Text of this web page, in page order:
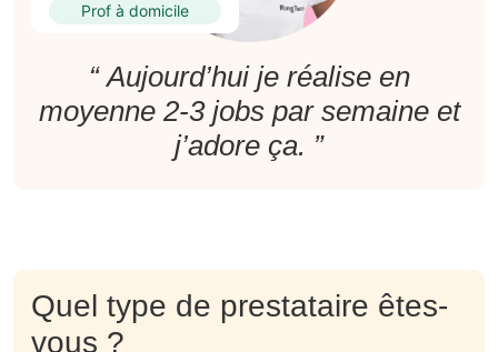
Prof à domicile
“ Aujourd’hui je réalise en
moyenne 2-3 jobs par semaine et
j’adore ça. ”
Quel type de prestataire êtes-
vous ?